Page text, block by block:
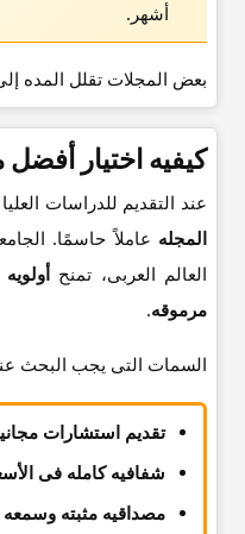
أشهر.
بعض المجلات تقلل المده
کیفیه اختیار
عند التقدیم للدراسات العلیا
المجله عاملاً حاسمًا.
العالم العربی، تمنح
مرموقه.
السمات التی یجب البحث
تقدیم استشارات
شفافیه کامله فی
مصداقیه مثبته وسمعه